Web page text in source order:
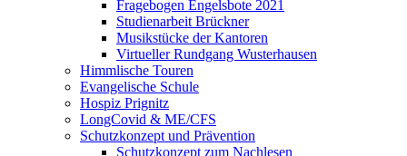
Fragebogen Engelsbote 2021
Studienarbeit Brückner
Musikstücke der Kantoren
Virtueller Rundgang Wusterhausen
Himmlische Touren
Evangelische Schule
Hospiz Prignitz
LongCovid & ME/CFS
Schutzkonzept und Prävention
Schutzkonzept zum Nachlesen